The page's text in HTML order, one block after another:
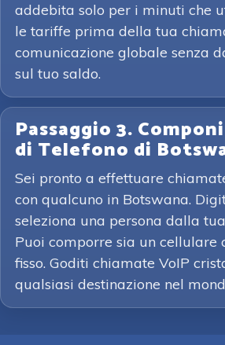
addebita solo per i minuti che
le tariffe prima della tua
comunicazione globale senza
sul tuo saldo.
Passaggio 3.
di Telefono di
Sei pronto a effettuare
con qualcuno in Botswana.
seleziona una persona dalla
Puoi comporre sia un cellulare
fisso. Goditi chiamate VoIP
qualsiasi destinazione nel